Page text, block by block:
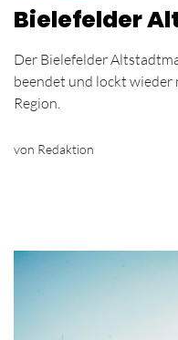
Bielefelder
Der Bielefelder
beendet und lockt
Region.
von Redaktion